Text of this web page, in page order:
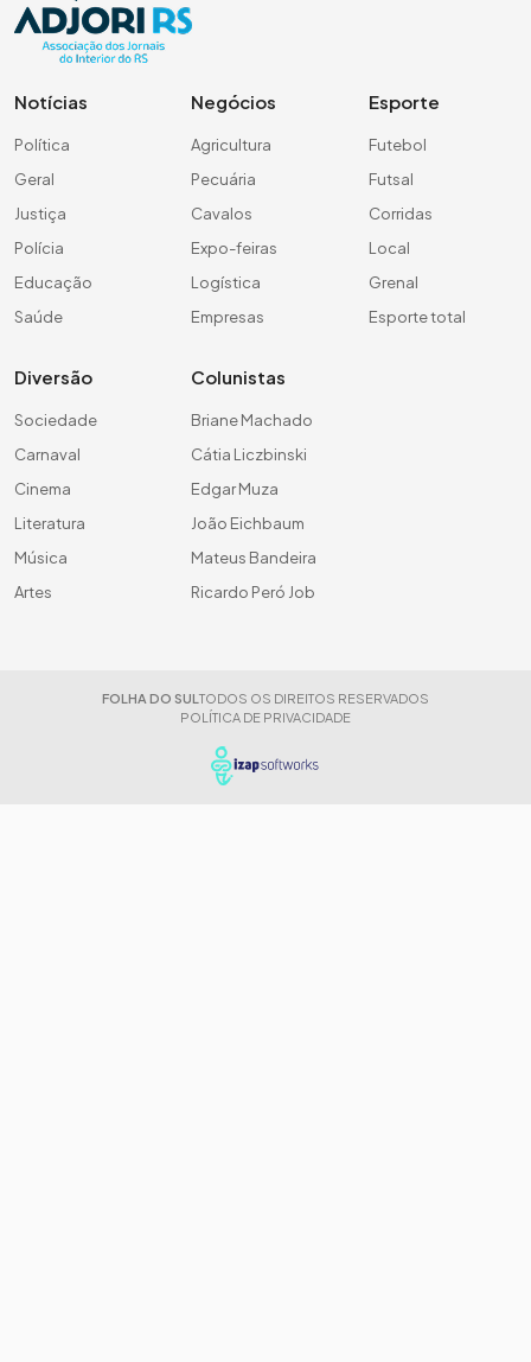
Notícias
Política
Geral
Justiça
Polícia
Educação
Saúde
Negócios
Agricultura
Pecuária
Cavalos
Expo-feiras
Logística
Empresas
Esporte
Futebol
Futsal
Corridas
Local
Grenal
Esporte total
Diversão
Sociedade
Carnaval
Cinema
Literatura
Música
Artes
Colunistas
Briane Machado
Cátia Liczbinski
Edgar Muza
João Eichbaum
Mateus Bandeira
Ricardo Peró Job
FOLHA DO SUL TODOS OS DIREITOS RESERVADOS
POLÍTICA DE PRIVACIDADE